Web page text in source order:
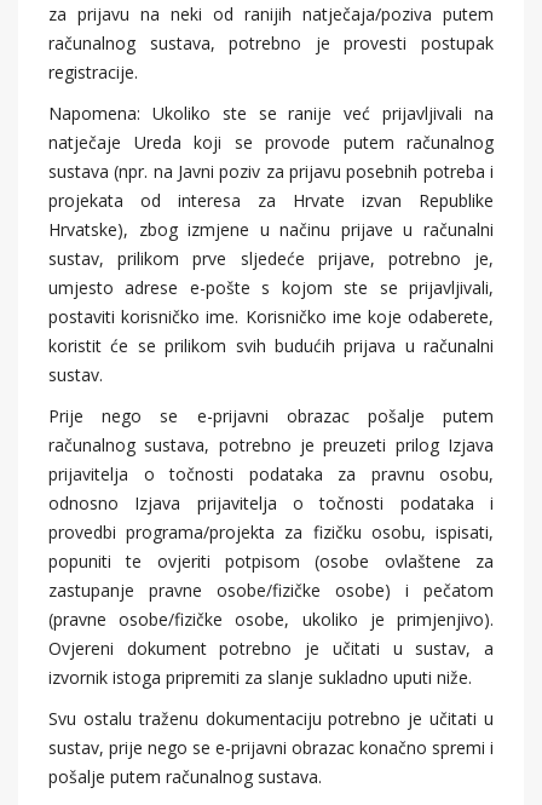
za prijavu na neki od ranijih natječaja/poziva putem
računalnog sustava, potrebno je provesti postupak
registracije.
Napomena: Ukoliko ste se ranije već prijavljivali na
natječaje Ureda koji se provode putem računalnog
sustava (npr. na Javni poziv za prijavu posebnih potreba i
projekata od interesa za Hrvate izvan Republike
Hrvatske), zbog izmjene u načinu prijave u računalni
sustav, prilikom prve sljedeće prijave, potrebno je,
umjesto adrese e-pošte s kojom ste se prijavljivali,
postaviti korisničko ime. Korisničko ime koje odaberete,
koristit će se prilikom svih budućih prijava u računalni
sustav.
Prije nego se e-prijavni obrazac pošalje putem
računalnog sustava, potrebno je preuzeti prilog Izjava
prijavitelja o točnosti podataka za pravnu osobu,
odnosno Izjava prijavitelja o točnosti podataka i
provedbi programa/projekta za fizičku osobu, ispisati,
popuniti te ovjeriti potpisom (osobe ovlaštene za
zastupanje pravne osobe/fizičke osobe) i pečatom
(pravne osobe/fizičke osobe, ukoliko je primjenjivo).
Ovjereni dokument potrebno je učitati u sustav, a
izvornik istoga pripremiti za slanje sukladno uputi niže.
Svu ostalu traženu dokumentaciju potrebno je učitati u
sustav, prije nego se e-prijavni obrazac konačno spremi i
pošalje putem računalnog sustava.